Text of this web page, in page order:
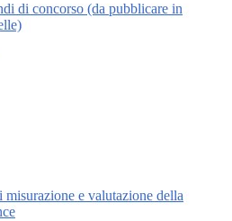
di concorso (da pubblicare in
misurazione e valutazione della